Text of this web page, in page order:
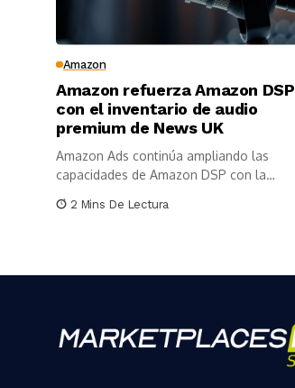
Amazon
Amazon refuerza Amazon DSP
con el inventario de audio
premium de News UK
Amazon Ads continúa ampliando las
capacidades de Amazon DSP con la
2 Mins De Lectura